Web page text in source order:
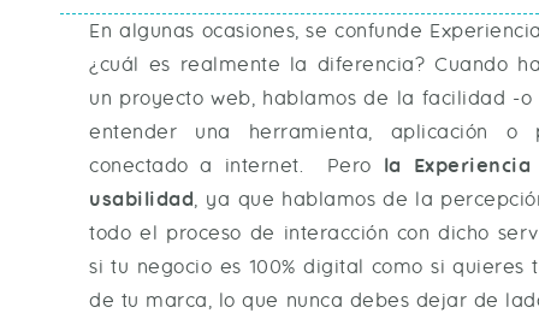
En algunas ocasiones, se confunde
¿cuál es realmente la diferencia? Cuando
un proyecto web, hablamos de la facilidad -
entender una herramienta, aplicación
conectado a internet. Pero la
usabilidad, ya que hablamos de la
todo el proceso de interacción con dicho
si tu negocio es 100% digital como si
de tu marca, lo que nunca debes dejar de